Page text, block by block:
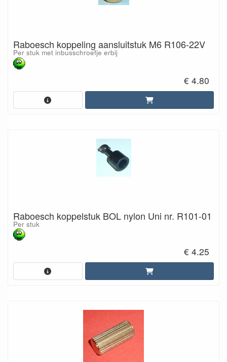
Raboesch koppeling aansluitstuk M6 R106-22V
Per stuk met inbusschroefje erbij
€ 4.80
Raboesch koppelstuk BOL nylon Uni nr. R101-01
Per stuk
€ 4.25